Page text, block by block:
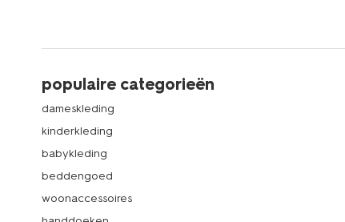
populaire categorieën
dameskleding
kinderkleding
babykleding
beddengoed
woonaccessoires